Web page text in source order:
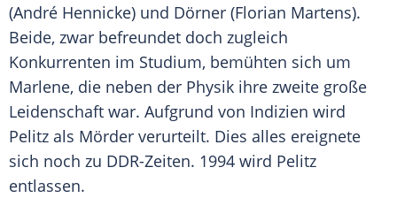
(André Hennicke) und Dörner (Florian Martens).
Beide, zwar befreundet doch zugleich
Konkurrenten im Studium, bemühten sich um
Marlene, die neben der Physik ihre zweite große
Leidenschaft war. Aufgrund von Indizien wird
Pelitz als Mörder verurteilt. Dies alles ereignete
sich noch zu DDR-Zeiten. 1994 wird Pelitz
entlassen.